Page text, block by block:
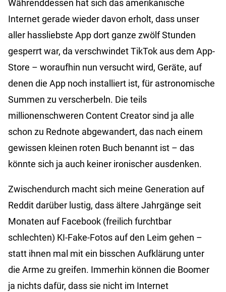
Währenddessen hat sich das amerikanische
Internet gerade wieder davon erholt, dass unser
aller hassliebste App dort ganze zwölf Stunden
gesperrt war, da verschwindet TikTok aus dem App-
Store – woraufhin nun versucht wird, Geräte, auf
denen die App noch installiert ist, für astronomische
Summen zu verscherbeln. Die teils
millionenschweren Content Creator sind ja alle
schon zu Rednote abgewandert, das nach einem
gewissen kleinen roten Buch benannt ist – das
könnte sich ja auch keiner ironischer ausdenken.
Zwischendurch macht sich meine Generation auf
Reddit darüber lustig, dass ältere Jahrgänge seit
Monaten auf Facebook (freilich furchtbar
schlechten) KI-Fake-Fotos auf den Leim gehen –
statt ihnen mal mit ein bisschen Aufklärung unter
die Arme zu greifen. Immerhin können die Boomer
ja nichts dafür, dass sie nicht im Internet